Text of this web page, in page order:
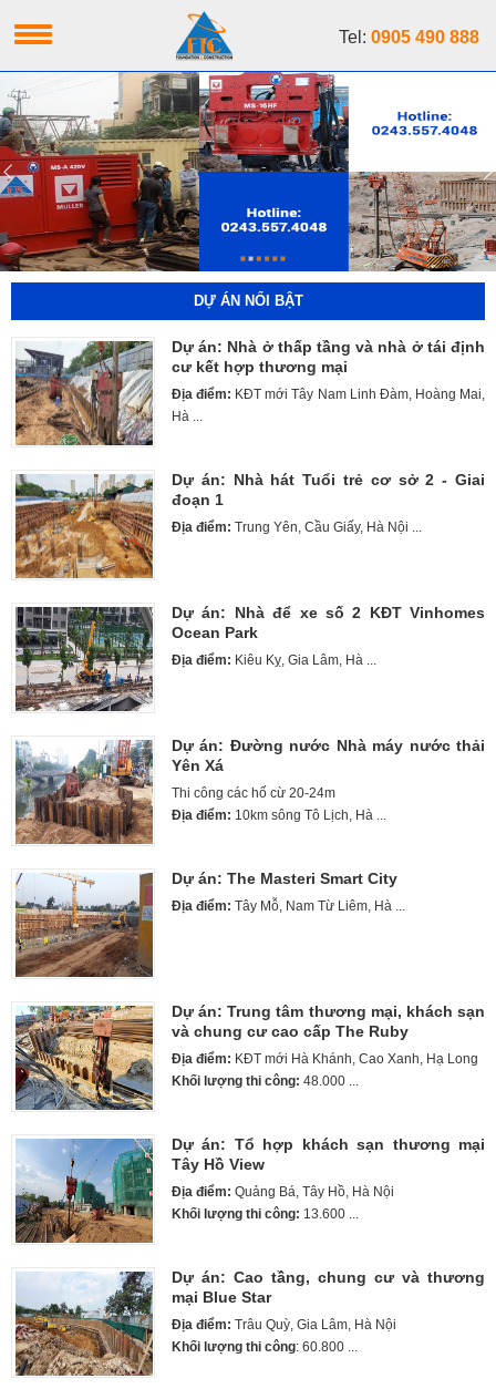
Tel: 0905 490 888
DỰ ÁN NỔI BẬT
Dự án: Nhà ở thấp tầng và nhà ở tái định
cư kết hợp thương mại
Địa điểm: KĐT mới Tây Nam Linh Đàm, Hoàng Mai,
Hà ...
Dự án: Nhà hát Tuổi trẻ cơ sở 2 - Giai
đoạn 1
Địa điểm: Trung Yên, Cầu Giấy, Hà Nội ...
Dự án: Nhà để xe số 2 KĐT Vinhomes
Ocean Park
Địa điểm: Kiêu Kỵ, Gia Lâm, Hà ...
Dự án: Đường nước Nhà máy nước thải
Yên Xá
Thi công các hố cừ 20-24m
Địa điểm: 10km sông Tô Lịch, Hà ...
Dự án: The Masteri Smart City
Địa điểm: Tây Mỗ, Nam Từ Liêm, Hà ...
Dự án: Trung tâm thương mại, khách sạn
và chung cư cao cấp The Ruby
Địa điểm: KĐT mới Hà Khánh, Cao Xanh, Hạ Long
Khối lượng thi công: 48.000 ...
Dự án: Tổ hợp khách sạn thương mại
Tây Hồ View
Địa điểm: Quảng Bá, Tây Hồ, Hà Nội
Khối lượng thi công: 13.600 ...
Dự án: Cao tầng, chung cư và thương
mại Blue Star
Địa điểm: Trâu Quỳ, Gia Lâm, Hà Nội
Khối lượng thi công: 60.800 ...